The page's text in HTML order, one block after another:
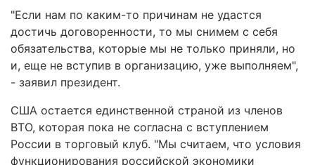
"Если нам по каким-то причинам не удастся
достичь договоренности, то мы снимем с себя
обязательства, которые мы не только приняли, но
и, еще не вступив в организацию, уже выполняем",
- заявил президент.
США остается единственной страной из членов
ВТО, которая пока не согласна с вступлением
России в торговый клуб. "Мы считаем, что условия
функционирования российской экономики